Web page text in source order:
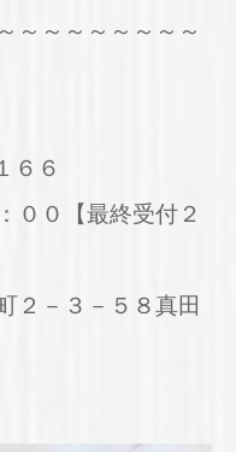
～～～～～～～～
６６
００【最終受付２
２－３－５８真田